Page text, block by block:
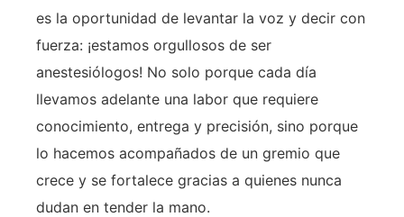
es la oportunidad de levantar la voz y decir con
fuerza: ¡estamos orgullosos de ser
anestesiólogos! No solo porque cada día
llevamos adelante una labor que requiere
conocimiento, entrega y precisión, sino porque
lo hacemos acompañados de un gremio que
crece y se fortalece gracias a quienes nunca
dudan en tender la mano.